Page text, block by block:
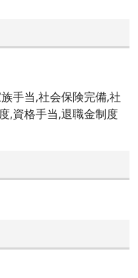
手当,社会保険完備,社
,資格手当,退職金制度